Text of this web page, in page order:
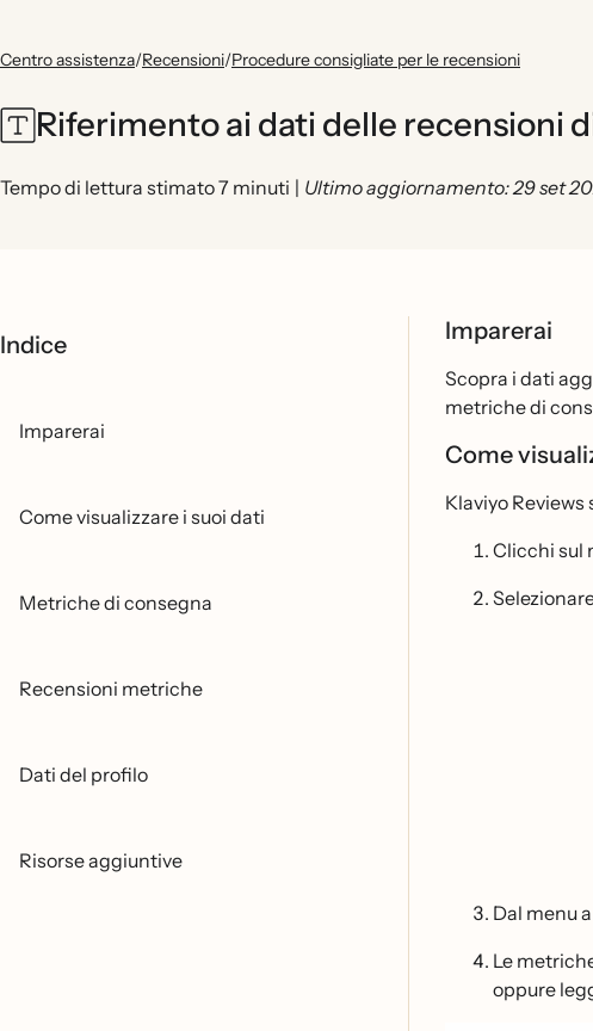
Centro assistenza/Recensioni/Procedure consigliate per le recensioni
Riferimento ai dati delle recensioni
Tempo di lettura stimato 7 minuti | Ultimo aggiornamento: 29 set
Indice
Imparerai
Come visualizzare i suoi dati
Metriche di consegna
Recensioni metriche
Dati del profilo
Risorse aggiuntive
Imparerai
Scopra i dati
metriche di
Come
Klaviyo
Clicchi sul
Dal menu
Le
oppure